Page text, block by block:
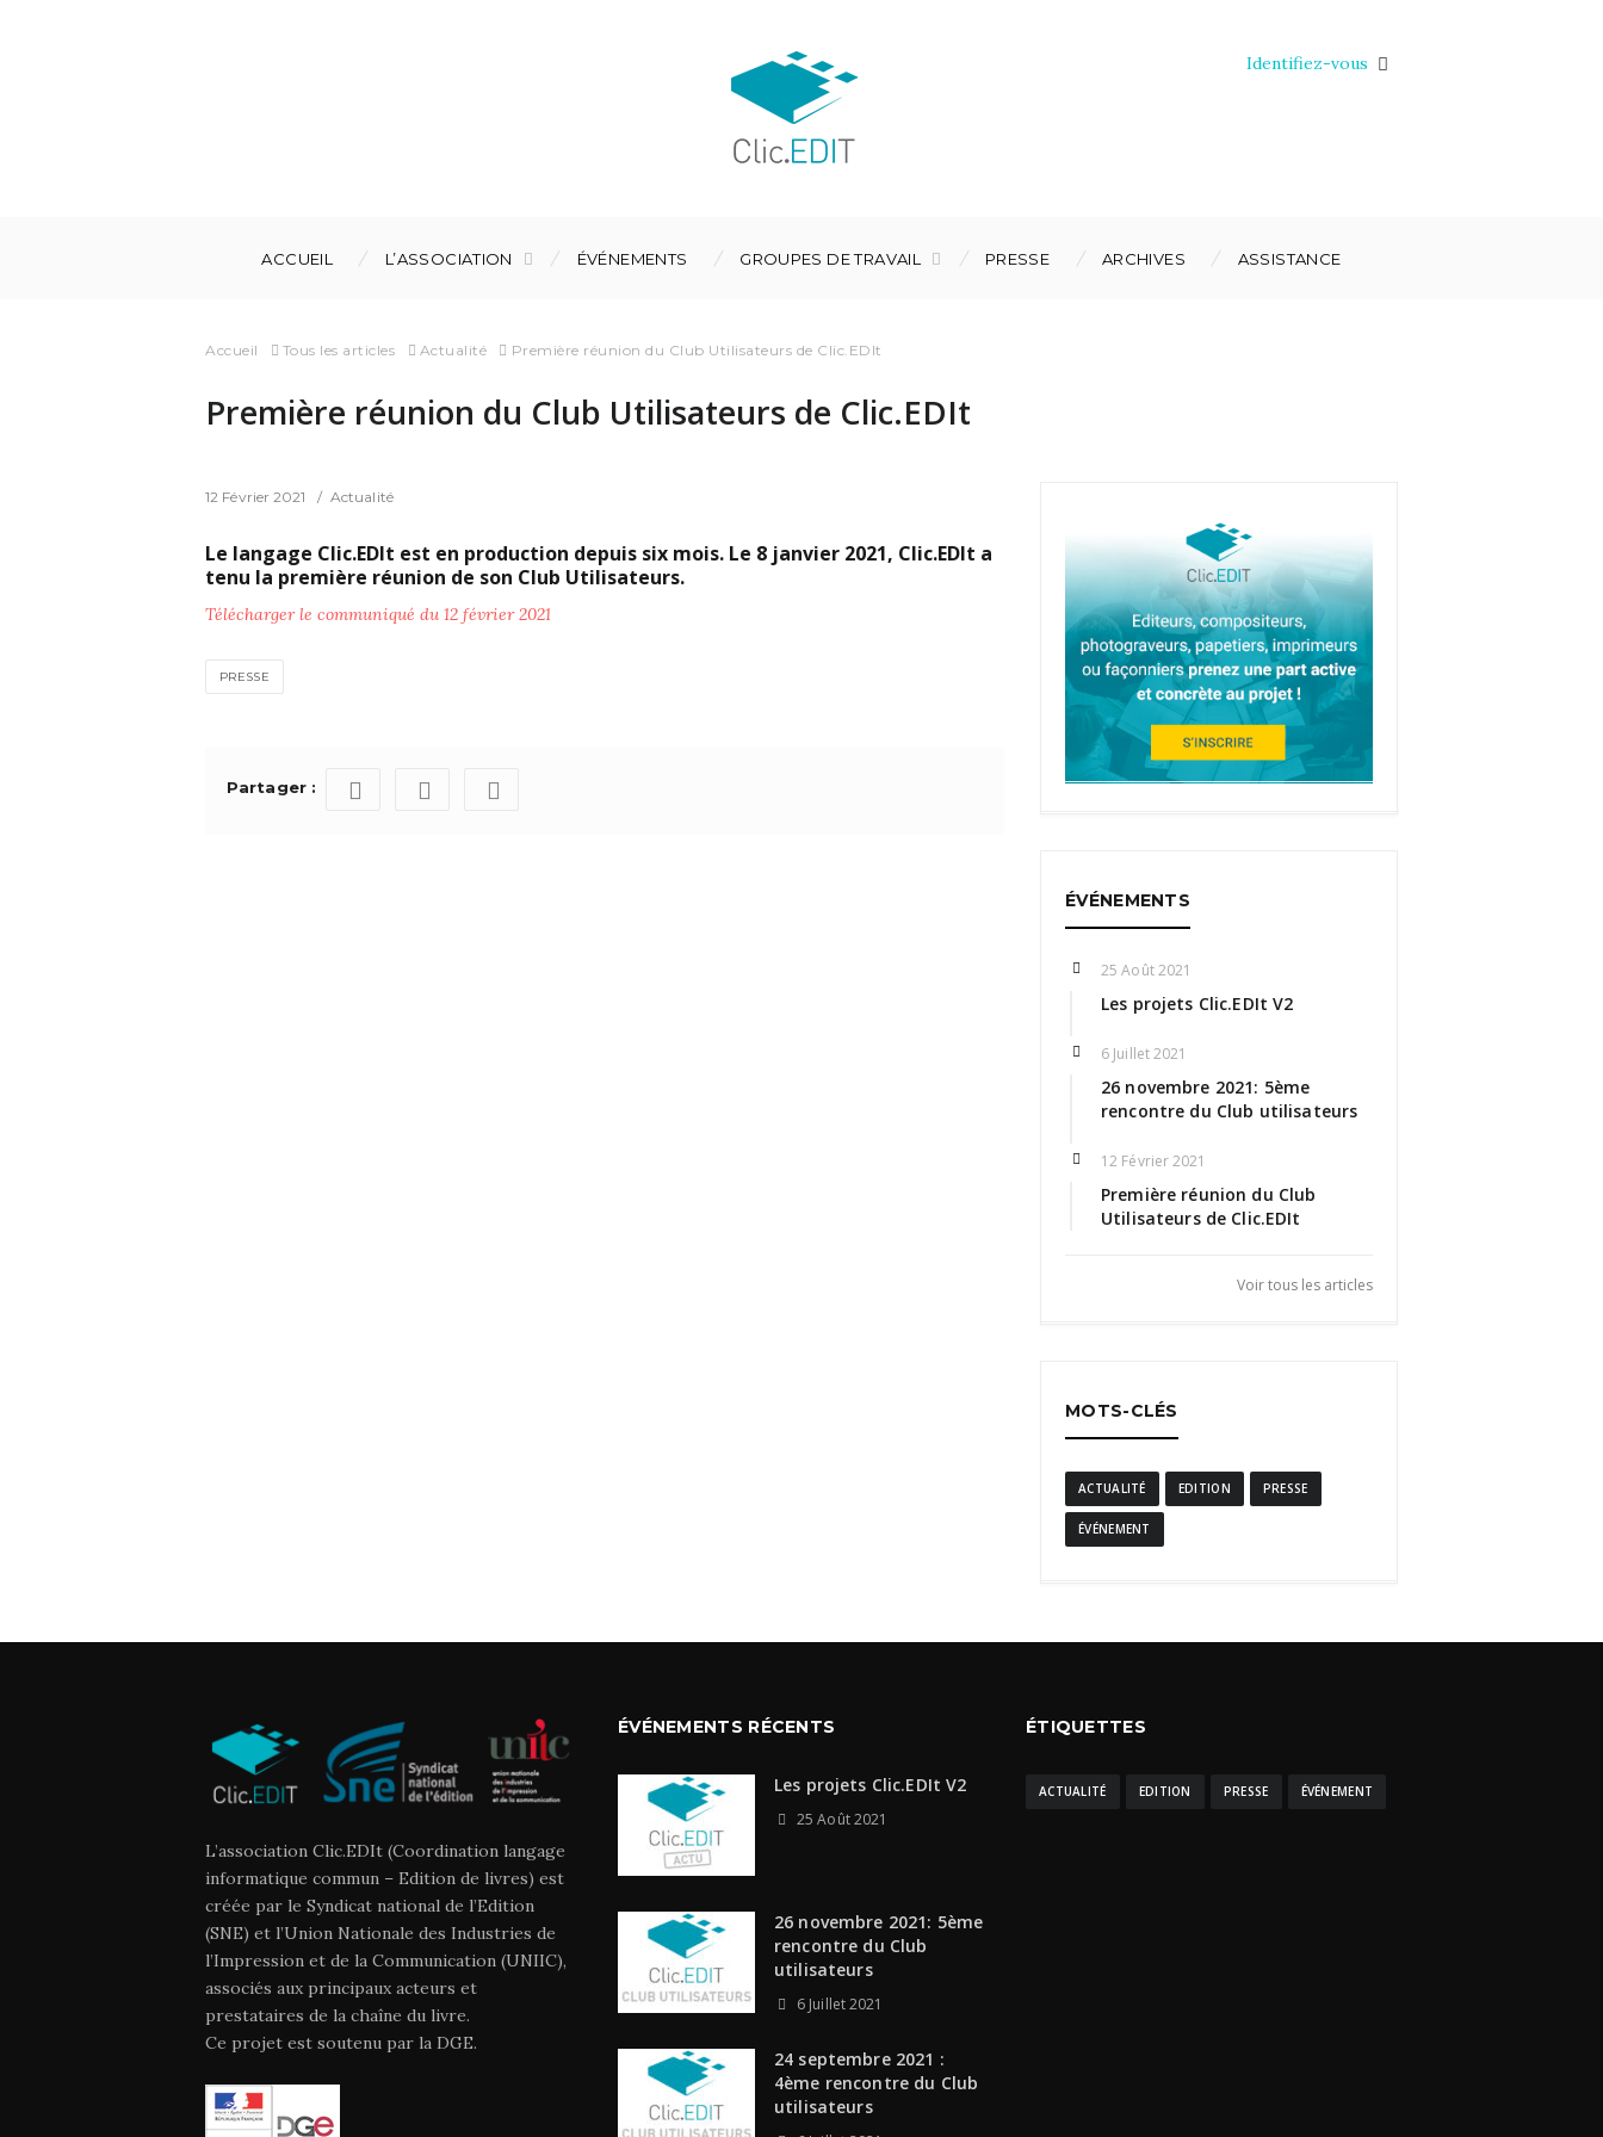
Identifiez-vous
ACCUEIL L’ASSOCIATION ÉVÉNEMENTS GROUPES DE TRAVAIL PRESSE ARCHIVES ASSISTANCE
Accueil Tous les articles Actualité Première réunion du Club Utilisateurs de Clic.EDIt
Première réunion du Club Utilisateurs de Clic.EDIt
12 Février 2021 Actualité
Le langage Clic.EDIt est en production depuis six mois. Le 8 janvier 2021, Clic.EDIt a
tenu la première réunion de son Club Utilisateurs.
Télécharger le communiqué du 12 février 2021
PRESSE
Partager :
ÉVÉNEMENTS
25 Août 2021
Les projets Clic.EDIt V2
6 Juillet 2021
26 novembre 2021: 5ème
rencontre du Club utilisateurs
12 Février 2021
Première réunion du Club
Utilisateurs de Clic.EDIt
Voir tous les articles
MOTS-CLÉS
ACTUALITÉ EDITION PRESSE
ÉVÉNEMENT
L’association Clic.EDIt (Coordination langage
informatique commun – Edition de livres) est
créée par le Syndicat national de l’Edition
(SNE) et l’Union Nationale des Industries de
l’Impression et de la Communication (UNIIC),
associés aux principaux acteurs et
prestataires de la chaîne du livre.
Ce projet est soutenu par la DGE.
ÉVÉNEMENTS RÉCENTS
Les projets Clic.EDIt V2
25 Août 2021
26 novembre 2021: 5ème
rencontre du Club
utilisateurs
6 Juillet 2021
24 septembre 2021 :
4ème rencontre du Club
utilisateurs
ÉTIQUETTES
ACTUALITÉ EDITION PRESSE ÉVÉNEMENT